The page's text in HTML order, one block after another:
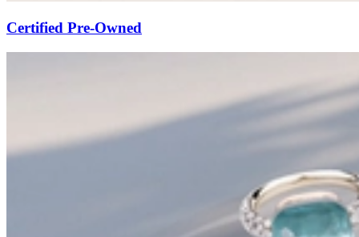
Certified Pre-Owned